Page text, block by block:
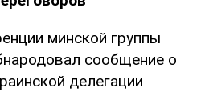
минской группы
сообщение о
делегации